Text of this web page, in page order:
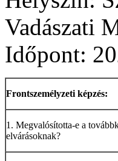
Vadászati
Időpont:
Frontszemélyzeti képzés:
1. Megvalósította-e a
elvárásoknak?